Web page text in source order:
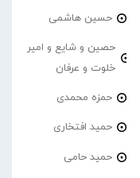
حسین هاشمی
حصین و شایع و امیر
خلوت و عرفان
حمزه محمدی
حمید افتخاری
حمید حامی